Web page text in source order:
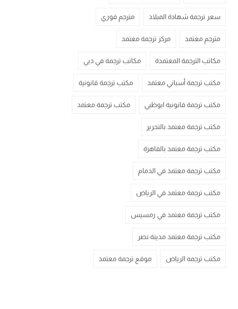
سعر ترجمة شهادة الميلاد مترجم فوري
مترجم معتمد مركز ترجمة معتمد
مكاتب الترجمة المعتمدة مكاتب ترجمة في دبي
مكتب ترجمة أسباني معتمد مكتب ترجمة قانونية
مكتب ترجمة قانونية ابوظبي مكتب ترجمة معتمد
مكتب ترجمة معتمد بالتحرير
مكتب ترجمة معتمد بالقاهرة
مكتب ترجمة معتمد في الدمام
مكتب ترجمة معتمد في الرياض
مكتب ترجمة معتمد في رمسيس
مكتب ترجمة معتمد مدينة نصر
مكتب ترجمه الرياض موقع ترجمة معتمد